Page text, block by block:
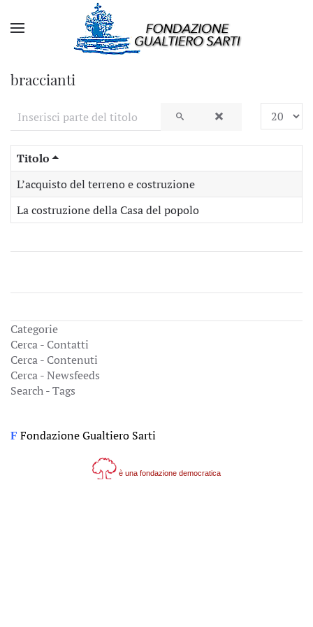
braccianti
Inserisci parte del titolo
Titolo
L’acquisto del terreno e costruzione
La costruzione della Casa del popolo
Categorie
Cerca - Contatti
Cerca - Contenuti
Cerca - Newsfeeds
Search - Tags
F Fondazione Gualtiero Sarti
è una fondazione democratica